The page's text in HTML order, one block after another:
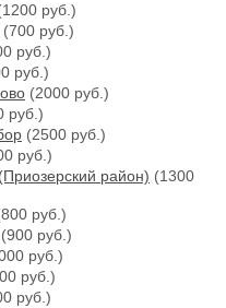
руб.)
(700 руб.)
руб.)
руб.)
(2000 руб.)
руб.)
(2500 руб.)
руб.)
район) (1300
руб.)
(900 руб.)
руб.)
руб.)
руб.)